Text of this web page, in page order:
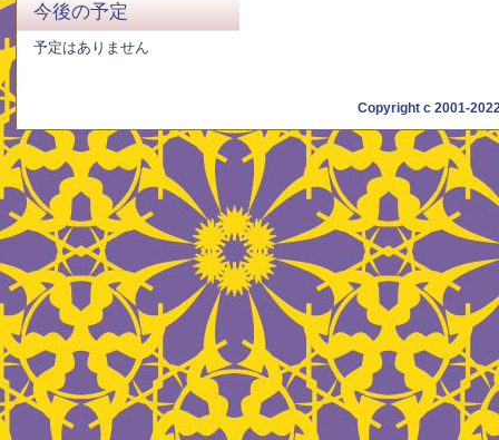
今後の予定
予定はありません
Copyright c 2001-